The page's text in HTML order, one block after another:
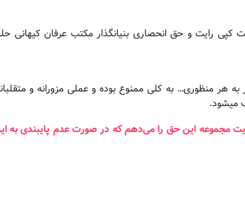
کپی رایت و حق انحصاری بنیانگذار مکتب عرفان
منظوری… به کلی ممنوع بوده و عملی مزورانه و
میشود.
مجموعه این حق را می‌دهم که در صورت عدم پایبندی به